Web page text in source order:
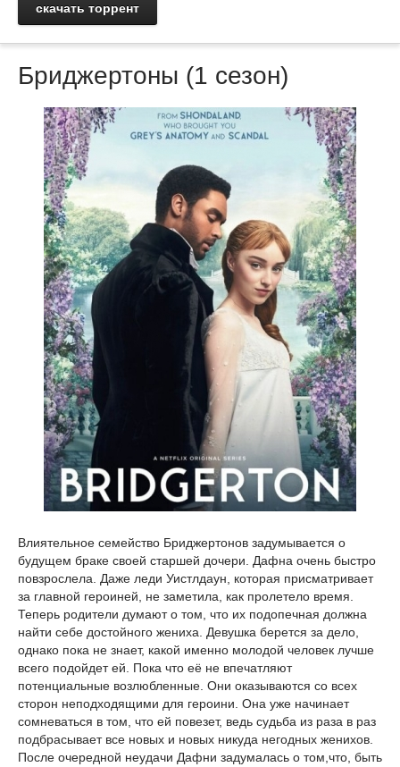
скачать торрент
Бриджертоны (1 сезон)
Влиятельное семейство Бриджертонов задумывается о
будущем браке своей старшей дочери. Дафна очень быстро
повзрослела. Даже леди Уистлдаун, которая присматривает
за главной героиней, не заметила, как пролетело время.
Теперь родители думают о том, что их подопечная должна
найти себе достойного жениха. Девушка берется за дело,
однако пока не знает, какой именно молодой человек лучше
всего подойдет ей. Пока что её не впечатляют
потенциальные возлюбленные. Они оказываются со всех
сторон неподходящими для героини. Она уже начинает
сомневаться в том, что ей повезет, ведь судьба из раза в раз
подбрасывает все новых и новых никуда негодных женихов.
После очередной неудачи Дафни задумалась о том,что, быть